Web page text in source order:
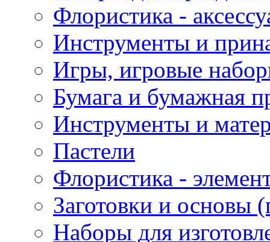
Флористика -
Инструменты и
Игры, игровые
Бумага и бумажная
Инструменты и
Пастели
Флористика -
Заготовки и основы
Наборы для